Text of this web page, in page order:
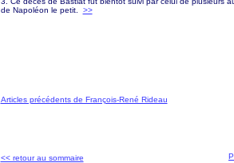
de Napoléon le petit. >>
Articles précédents de François-René Rideau
<< retour au sommaire